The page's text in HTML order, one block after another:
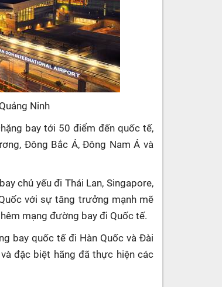
Ninh
bay tới 50 điểm đến quốc tế,
Đông Bắc Á, Đông Nam Á và
chủ yếu đi Thái Lan, Singapore,
với sự tăng trưởng mạnh mẽ
mạng đường bay đi Quốc tế.
bay quốc tế đi Hàn Quốc và Đài
đặc biệt hãng đã thực hiện các